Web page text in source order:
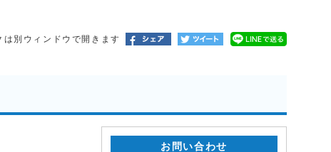
別ウィンドウで開きます
お問い合わせ